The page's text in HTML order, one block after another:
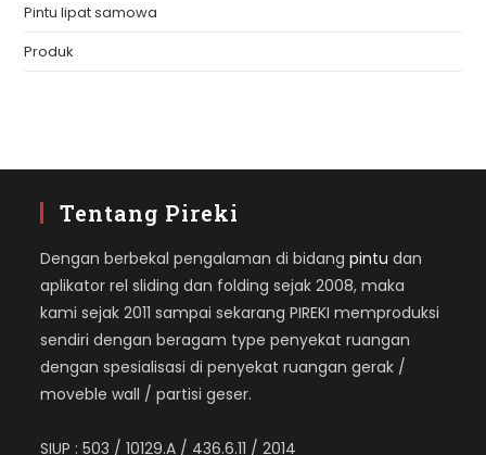
Pintu lipat samowa
Produk
Tentang Pireki
Dengan berbekal pengalaman di bidangpintu dan
aplikator rel sliding dan folding sejak 2008, maka
kami sejak 2011 sampai sekarang PIREKI memproduksi
sendiri dengan beragam type penyekat ruangan
dengan spesialisasi di penyekat ruangan gerak /
moveble wall / partisi geser.
SIUP : 503 / 10129.A / 436.6.11 / 2014